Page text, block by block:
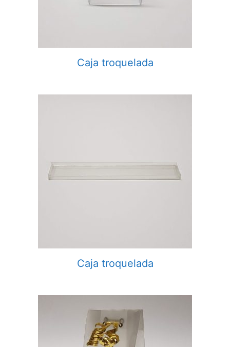
Caja troquelada
Caja troquelada